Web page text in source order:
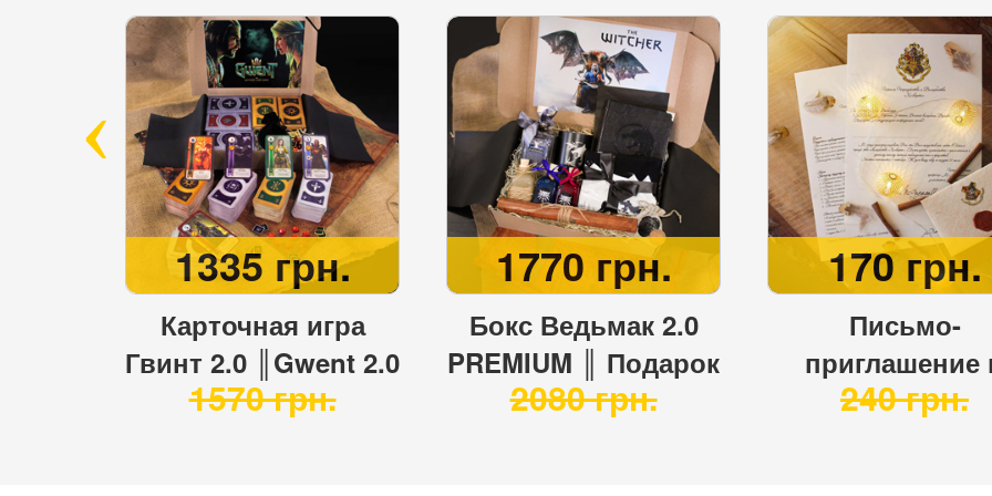
1335 грн.
Карточная игра
Гвинт 2.0 ║Gwent 2.0
1570 грн.
1770 грн.
Бокс Ведьмак 2.0
PREMIUM ║ Подарок
в стиле Ведьмака
2080 грн.
170 грн.
Письмо-
приглашение
Хогвартс ⚡️
240 грн.